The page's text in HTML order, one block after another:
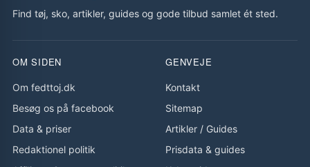
Find tøj, sko, artikler, guides og gode tilbud samlet ét sted.
OM SIDEN
Om fedttoj.dk
Besøg os på facebook
Data & priser
Redaktionel politik
GENVEJE
Kontakt
Sitemap
Artikler / Guides
Prisdata & guides